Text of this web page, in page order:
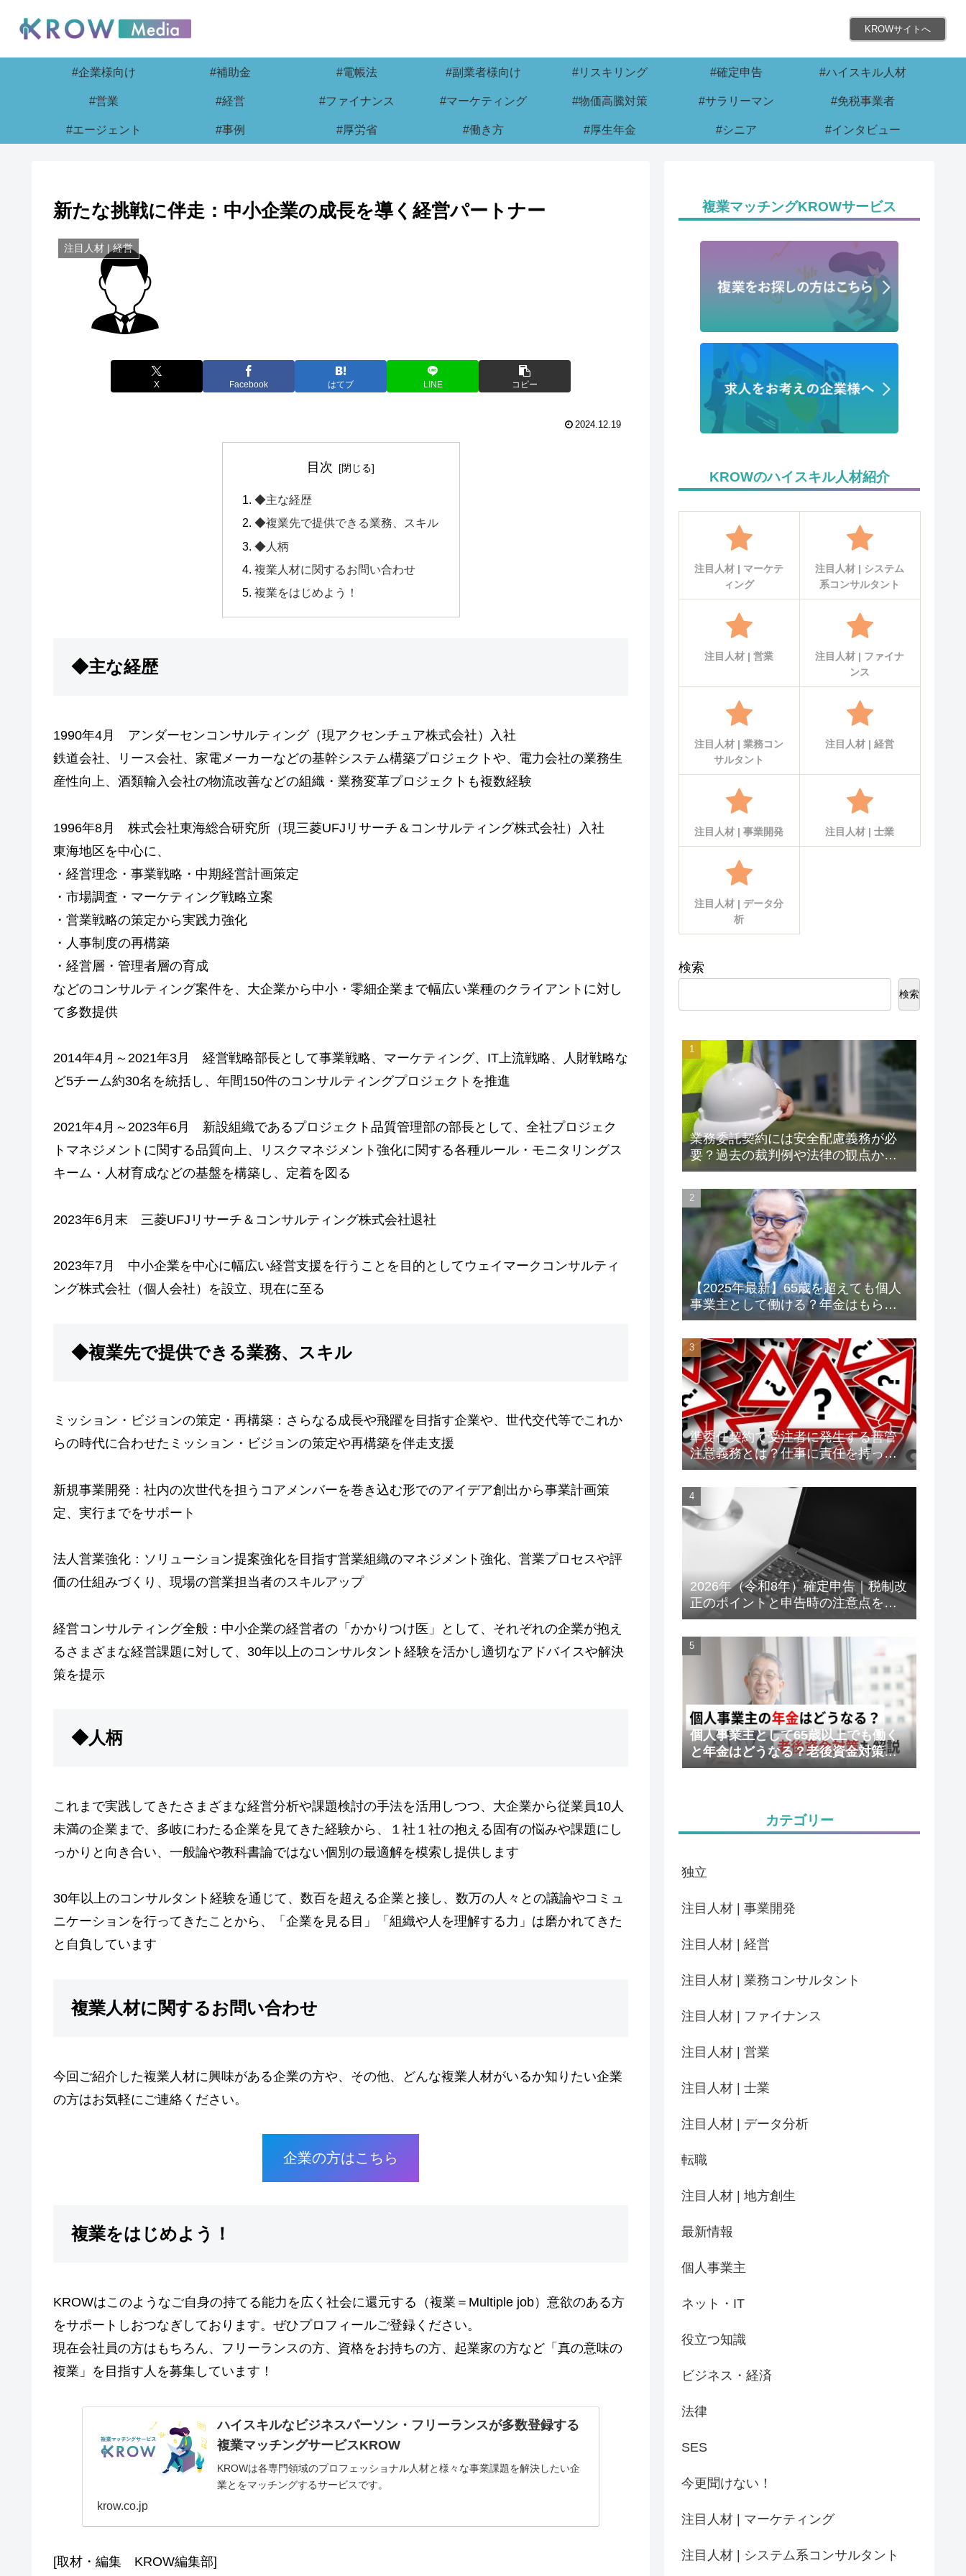
KROWサイトへ
#企業様向け #補助金 #電帳法 #副業者様向け #リスキリング #確定申告 #ハイスキル人材
#営業 #経営 #ファイナンス #マーケティング #物価高騰対策 #サラリーマン #免税事業者
#エージェント #事例 #厚労省 #働き方 #厚生年金 #シニア #インタビュー
新たな挑戦に伴走：中小企業の成長を導く経営パートナー
注目人材 | 経営
X Facebook はてブ LINE コピー
2024.12.19
目次
◆主な経歴
◆複業先で提供できる業務、スキル
◆人柄
複業人材に関するお問い合わせ
複業をはじめよう！
◆主な経歴
1990年4月 アンダーセンコンサルティング（現アクセンチュア株式会社）入社
鉄道会社、リース会社、家電メーカーなどの基幹システム構築プロジェクトや、電力会社の業務生
産性向上、酒類輸入会社の物流改善などの組織・業務変革プロジェクトも複数経験
1996年8月 株式会社東海総合研究所（現三菱UFJリサーチ＆コンサルティング株式会社）入社
東海地区を中心に、
・経営理念・事業戦略・中期経営計画策定
・市場調査・マーケティング戦略立案
・営業戦略の策定から実践力強化
・人事制度の再構築
・経営層・管理者層の育成
などのコンサルティング案件を、大企業から中小・零細企業まで幅広い業種のクライアントに対し
て多数提供
2014年4月～2021年3月 経営戦略部長として事業戦略、マーケティング、IT上流戦略、人財戦略な
ど5チーム約30名を統括し、年間150件のコンサルティングプロジェクトを推進
2021年4月～2023年6月 新設組織であるプロジェクト品質管理部の部長として、全社プロジェク
トマネジメントに関する品質向上、リスクマネジメント強化に関する各種ルール・モニタリングス
キーム・人材育成などの基盤を構築し、定着を図る
2023年6月末 三菱UFJリサーチ＆コンサルティング株式会社退社
2023年7月 中小企業を中心に幅広い経営支援を行うことを目的としてウェイマークコンサルティ
ング株式会社（個人会社）を設立、現在に至る
◆複業先で提供できる業務、スキル
ミッション・ビジョンの策定・再構築：さらなる成長や飛躍を目指す企業や、世代交代等でこれか
らの時代に合わせたミッション・ビジョンの策定や再構築を伴走支援
新規事業開発：社内の次世代を担うコアメンバーを巻き込む形でのアイデア創出から事業計画策
定、実行までをサポート
法人営業強化：ソリューション提案強化を目指す営業組織のマネジメント強化、営業プロセスや評
価の仕組みづくり、現場の営業担当者のスキルアップ
経営コンサルティング全般：中小企業の経営者の「かかりつけ医」として、それぞれの企業が抱え
るさまざまな経営課題に対して、30年以上のコンサルタント経験を活かし適切なアドバイスや解決
策を提示
◆人柄
これまで実践してきたさまざまな経営分析や課題検討の手法を活用しつつ、大企業から従業員10人
未満の企業まで、多岐にわたる企業を見てきた経験から、１社１社の抱える固有の悩みや課題にし
っかりと向き合い、一般論や教科書論ではない個別の最適解を模索し提供します
30年以上のコンサルタント経験を通じて、数百を超える企業と接し、数万の人々との議論やコミュ
ニケーションを行ってきたことから、「企業を見る目」「組織や人を理解する力」は磨かれてきた
と自負しています
複業人材に関するお問い合わせ
今回ご紹介した複業人材に興味がある企業の方や、その他、どんな複業人材がいるか知りたい企業
の方はお気軽にご連絡ください。
企業の方はこちら
複業をはじめよう！
KROWはこのようなご自身の持てる能力を広く社会に還元する（複業＝Multiple job）意欲のある方
をサポートしおつなぎしております。ぜひプロフィールご登録ください。
現在会社員の方はもちろん、フリーランスの方、資格をお持ちの方、起業家の方など「真の意味の
複業」を目指す人を募集しています！
ハイスキルなビジネスパーソン・フリーランスが多数登録する
複業マッチングサービスKROW
KROWは各専門領域のプロフェッショナル人材と様々な事業課題を解決したい企
業とをマッチングするサービスです。
krow.co.jp
[取材・編集 KROW編集部]
複業マッチングKROWサービス
KROWのハイスキル人材紹介
注目人材 | マーケテ
ィング
注目人材 | システム
系コンサルタント
注目人材 | 営業
注目人材 | ファイナ
ンス
注目人材 | 業務コン
サルタント
注目人材 | 経営
注目人材 | 事業開発 注目人材 | 士業
注目人材 | データ分
析
検索
検索
業務委託契約には安全配慮義務が必
要？過去の裁判例や法律の観点から
解説します！
【2025年最新】65歳を超えても個人
事業主として働ける？年金はもらえ
る？老後資金対策も解説！
準委任契約で受注者に発生する善管
注意義務とは？仕事に責任を持って
トラブルを未然に防ごう！
2026年（令和8年）確定申告｜税制改
正のポイントと申告時の注意点をわ
かりやすく解説
個人事業主として65歳以上でも働く
と年金はどうなる？老後資金対策も
解説
カテゴリー
独立
注目人材 | 事業開発
注目人材 | 経営
注目人材 | 業務コンサルタント
注目人材 | ファイナンス
注目人材 | 営業
注目人材 | 士業
注目人材 | データ分析
転職
注目人材 | 地方創生
最新情報
個人事業主
ネット・IT
役立つ知識
ビジネス・経済
法律
SES
今更聞けない！
注目人材 | マーケティング
注目人材 | システム系コンサルタント